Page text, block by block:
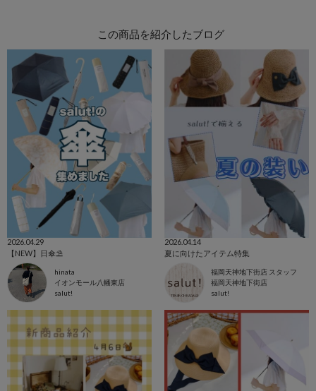
この商品を紹介したブログ
2026.04.29
【NEW】日傘⛱️
hinata
イオンモール八幡東店
salut!
2026.04.14
夏に向けたアイテム特集
福岡天神地下街店 スタッフ
福岡天神地下街店
salut!